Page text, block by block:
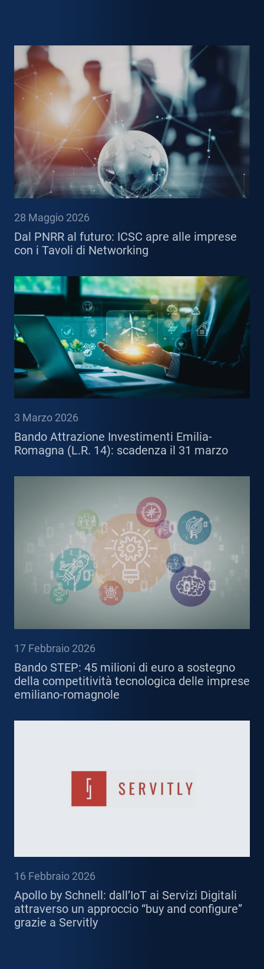
28 Maggio 2026
Dal PNRR al futuro: ICSC apre alle imprese
con i Tavoli di Networking
3 Marzo 2026
Bando Attrazione Investimenti Emilia-
Romagna (L.R. 14): scadenza il 31 marzo
17 Febbraio 2026
Bando STEP: 45 milioni di euro a sostegno
della competitività tecnologica delle imprese
emiliano-romagnole
16 Febbraio 2026
Apollo by Schnell: dall’IoT ai Servizi Digitali
attraverso un approccio “buy and configure”
grazie a Servitly